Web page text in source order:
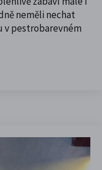
neměli nechat
v pestrobarevném